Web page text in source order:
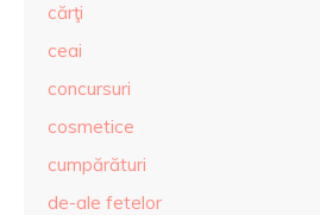
cărţi
ceai
concursuri
cosmetice
cumpărături
de-ale fetelor